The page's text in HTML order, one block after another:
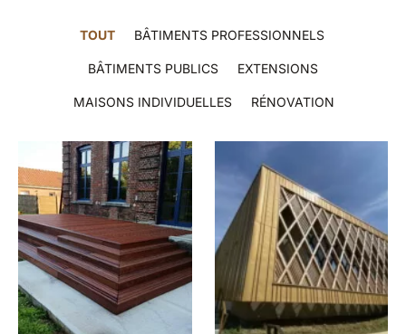
TOUT BÂTIMENTS PROFESSIONNELS
BÂTIMENTS PUBLICS EXTENSIONS
MAISONS INDIVIDUELLES RÉNOVATION